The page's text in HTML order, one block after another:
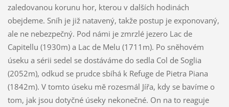
zaledovanou korunu hor, kterou v dalších hodinách
obejdeme. Sníh je již natavený, takže postup je exponovaný,
ale ne nebezpečný. Pod námi je zmrzlé jezero Lac de
Capitellu (1930m) a Lac de Melu (1711m). Po sněhovém
úseku a sérii sedel se dostáváme do sedla Col de Soglia
(2052m), odkud se prudce sbíhá k Refuge de Pietra Piana
(1842m). V tomto úseku mě rozesmál Jířa, kdy se bavíme o
tom, jak jsou dotyčné úseky nekonečné. On na to reaguje